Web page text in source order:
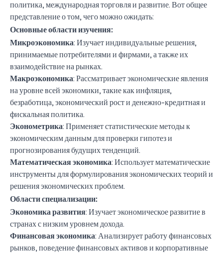
политика, международная торговля и развитие. Вот общее
представление о том, чего можно ожидать:
Основные области изучения:
Микроэкономика: Изучает индивидуальные решения,
принимаемые потребителями и фирмами, а также их
взаимодействие на рынках.
Макроэкономика: Рассматривает экономические явления
на уровне всей экономики, такие как инфляция,
безработица, экономический рост и денежно-кредитная и
фискальная политика.
Эконометрика: Применяет статистические методы к
экономическим данным для проверки гипотез и
прогнозирования будущих тенденций.
Математическая экономика: Использует математические
инструменты для формулирования экономических теорий и
решения экономических проблем.
Области специализации:
Экономика развития: Изучает экономическое развитие в
странах с низким уровнем дохода.
Финансовая экономика: Анализирует работу финансовых
рынков, поведение финансовых активов и корпоративные